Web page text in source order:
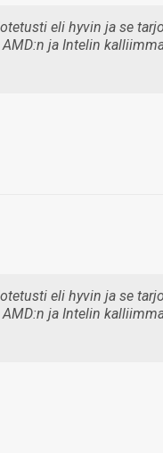
eli hyvin ja se
ja Intelin
eli hyvin ja se
ja Intelin